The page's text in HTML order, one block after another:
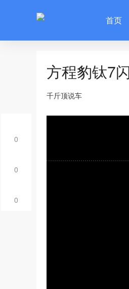
首页
0
0
0
方程豹钛7
千斤顶说车